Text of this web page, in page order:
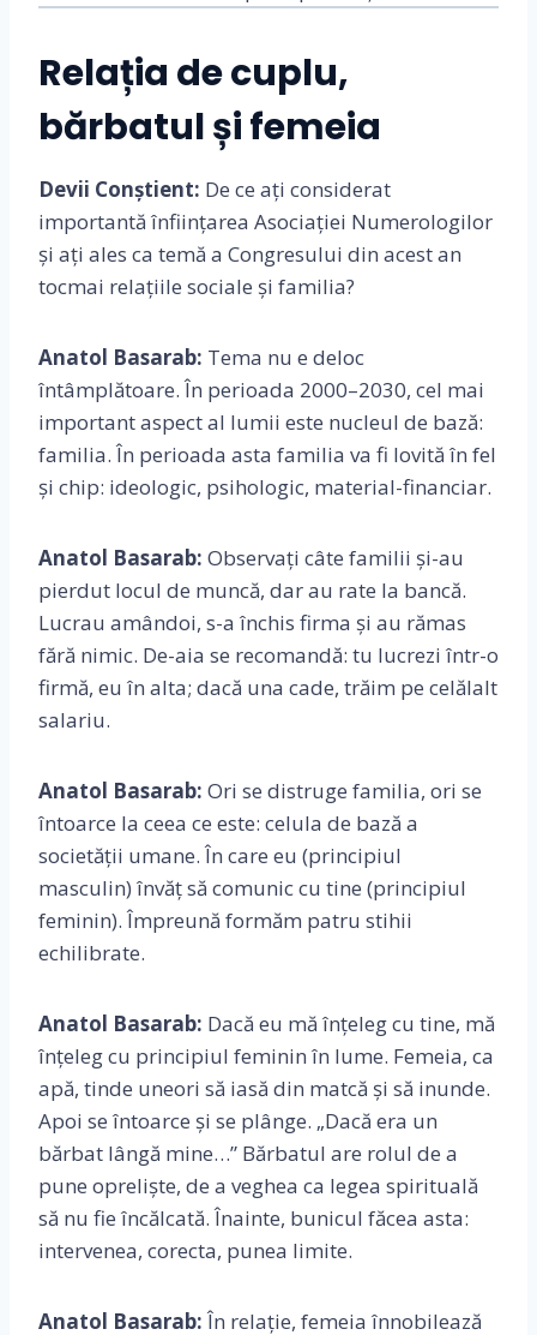
Relația de cuplu,
bărbatul și femeia
Devii Conștient: De ce ați considerat
importantă înființarea Asociației Numerologilor
și ați ales ca temă a Congresului din acest an
tocmai relațiile sociale și familia?
Anatol Basarab: Tema nu e deloc
întâmplătoare. În perioada 2000–2030, cel mai
important aspect al lumii este nucleul de bază:
familia. În perioada asta familia va fi lovită în fel
și chip: ideologic, psihologic, material-financiar.
Anatol Basarab: Observați câte familii și-au
pierdut locul de muncă, dar au rate la bancă.
Lucrau amândoi, s-a închis firma și au rămas
fără nimic. De-aia se recomandă: tu lucrezi într-o
firmă, eu în alta; dacă una cade, trăim pe celălalt
salariu.
Anatol Basarab: Ori se distruge familia, ori se
întoarce la ceea ce este: celula de bază a
societății umane. În care eu (principiul
masculin) învăț să comunic cu tine (principiul
feminin). Împreună formăm patru stihii
echilibrate.
Anatol Basarab: Dacă eu mă înțeleg cu tine, mă
înțeleg cu principiul feminin în lume. Femeia, ca
apă, tinde uneori să iasă din matcă și să inunde.
Apoi se întoarce și se plânge. „Dacă era un
bărbat lângă mine…” Bărbatul are rolul de a
pune opreliște, de a veghea ca legea spirituală
să nu fie încălcată. Înainte, bunicul făcea asta:
intervenea, corecta, punea limite.
Anatol Basarab:În relație, femeia înnobilează